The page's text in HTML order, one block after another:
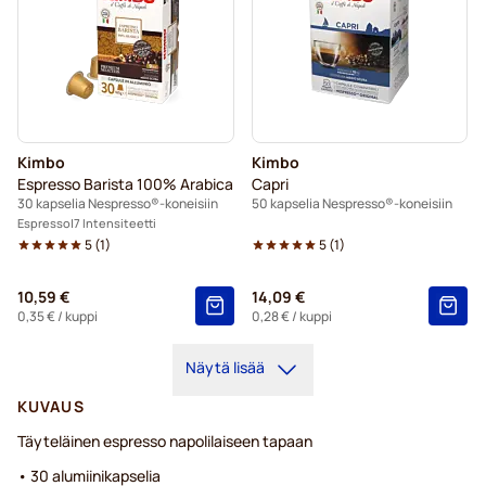
Kimbo
Espresso Barista 100% Arabica
30 kapselia Nespresso®-koneisiin
Espresso 7 Intensiteetti
5(1)
10,59 €
0,35 €/ kuppi
Kimbo
Capri
50 kapselia Nespresso®-koneisiin
5(1)
14,09 €
0,28 €/ kuppi
Näytä lisää
KUVAUS
Täyteläinen espresso napolilaiseen tapaan
• 30 alumiinikapselia